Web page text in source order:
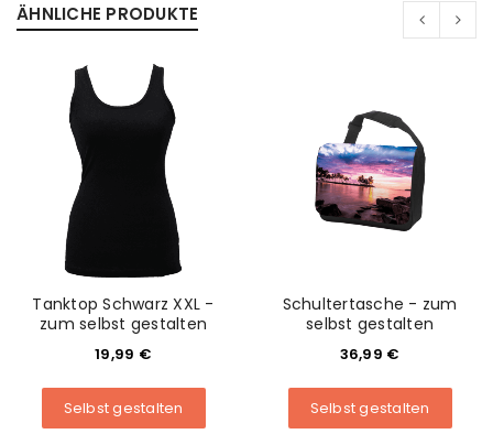
ÄHNLICHE PRODUKTE
Tanktop Schwarz XXL -
zum selbst gestalten
19,99 €
Selbst gestalten
Schultertasche - zum
selbst gestalten
36,99 €
Selbst gestalten